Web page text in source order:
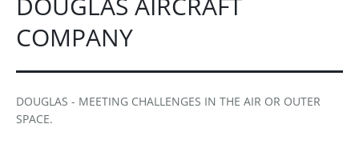
COMPANY
DOUGLAS - MEETING CHALLENGES IN THE AIR OR OUTER
SPACE.